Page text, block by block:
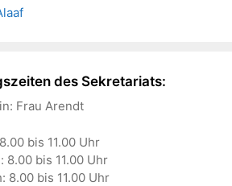
des Sekretariats:
Frau Arendt
bis 11.00 Uhr
8.00 bis 11.00 Uhr
8.00 bis 11.00 Uhr